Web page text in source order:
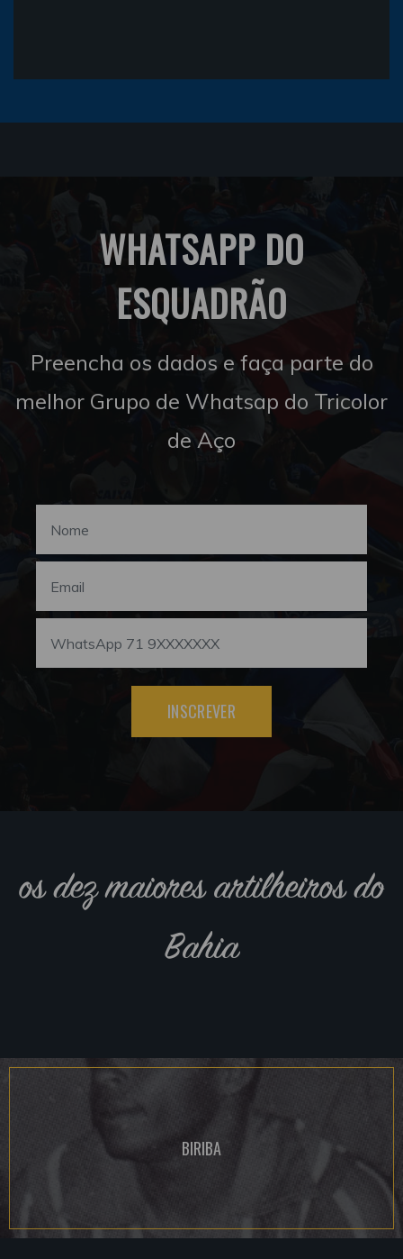
WHATSAPP DO
ESQUADRÃO
Preencha os dados e faça parte do
melhor Grupo de Whatsap do Tricolor
de Aço
INSCREVER
os dez maiores artilheiros do
Bahia
BIRIBA